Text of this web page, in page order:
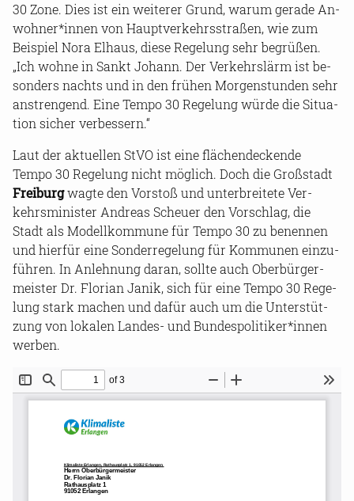
30 Zone. Dies ist ein wei­te­rer Grund, warum ge­ra­de An­
woh­ner*innen von Haupt­ver­kehrs­stra­ßen, wie zum
Bei­spiel Nora El­haus, diese Re­ge­lung sehr be­grü­ßen.
„Ich wohne in Sankt Jo­hann. Der Ver­kehrs­lärm ist be­
son­ders nachts und in den frü­hen Mor­gen­stun­den sehr
an­stren­gend. Eine Tempo 30 Re­ge­lung würde die Si­tua­
ti­on si­cher ver­bes­sern.“
Laut der ak­tu­el­len StVO ist eine flä­chen­de­cken­de
Tempo 30 Re­ge­lung nicht mög­lich. Doch die Groß­stadt
Frei­burgwagte den Vor­stoß und un­ter­brei­te­te Ver­
kehrs­mi­nis­ter An­dre­as Scheu­er den Vor­schlag, die
Stadt als Mo­dell­kom­mu­ne für Tempo 30 zu be­nen­nen
und hier­für eine Son­der­re­ge­lung für Kom­mu­nen ein­zu­
füh­ren. In An­leh­nung daran, soll­te auch Ober­bür­ger­
meis­ter Dr. Flo­ri­an Janik, sich für eine Tempo 30 Re­ge­
lung stark ma­chen und dafür auch um die Un­ter­stüt­
zung von lo­ka­len Landes-​ und Bun­des­po­li­ti­ker*innen
wer­ben.